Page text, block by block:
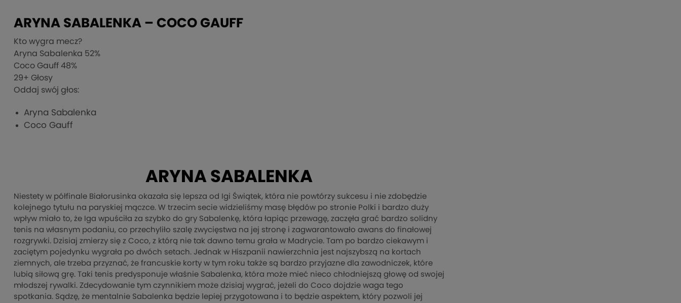
ARYNA SABALENKA – COCO GAUFF
Kto wygra mecz?
Aryna Sabalenka 52%
Coco Gauff 48%
29+ Głosy
Oddaj swój głos:
Aryna Sabalenka
Coco Gauff
ARYNA SABALENKA
Niestety w półfinale Białorusinka okazała się lepsza od Igi Świątek, która nie powtórzy sukcesu i nie zdobędzie
kolejnego tytułu na paryskiej mączce. W trzecim secie widzieliśmy masę błędów po stronie Polki i bardzo duży
wpływ miało to, że Iga wpuściła za szybko do gry Sabalenkę, która łapiąc przewagę, zaczęła grać bardzo solidny
tenis na własnym podaniu, co przechyliło szalę zwycięstwa na jej stronę i zagwarantowało awans do finałowej
rozgrywki. Dzisiaj zmierzy się z Coco, z którą nie tak dawno temu grała w Madrycie. Tam po bardzo ciekawym i
zaciętym pojedynku wygrała po dwóch setach. Jednak w Hiszpanii nawierzchnia jest najszybszą na kortach
ziemnych, ale trzeba przyznać, że francuskie korty w tym roku także są bardzo przyjazne dla zawodniczek, które
lubią siłową grę. Taki tenis predysponuje właśnie Sabalenka, która może mieć nieco chłodniejszą głowę od swojej
młodszej rywalki. Zdecydowanie tym czynnikiem może dzisiaj wygrać, jeżeli do Coco dojdzie waga tego
spotkania. Sądzę, że mentalnie Sabalenka będzie lepiej przygotowana i to będzie aspektem, który pozwoli jej